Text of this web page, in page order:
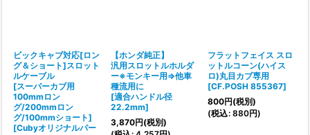
ビックキャブ対応[ロン
グ＆ショート]スロット
ルケーブル
[スーパーカブ用
100mmロン
グ/200mmロン
グ/100mmショート]
[Cubyオリジナルパー
【ホンダ純正】
汎用スロットルホルダ
ー※モンキー用⇒他車
種流用に
[適合ハンドル径
22.2mm]
3,870円(税別)
フラットフェイス スロ
ットルコーン(ハイス
ロ)丸目カブ専用
[CF.POSH 855367]
800円(税別)
(税込: 880円)